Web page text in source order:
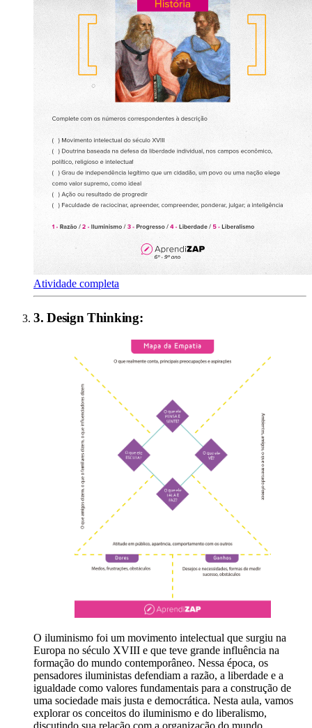
Atividade completa
3.Design Thinking:
O iluminismo foi um movimento intelectual que surgiu na
Europa no século XVIII e que teve grande influência na
formação do mundo contemporâneo. Nessa época, os
pensadores iluministas defendiam a razão, a liberdade e a
igualdade como valores fundamentais para a construção de
uma sociedade mais justa e democrática. Nesta aula, vamos
explorar os conceitos do iluminismo e do liberalismo,
discutindo sua relação com a organização do mundo